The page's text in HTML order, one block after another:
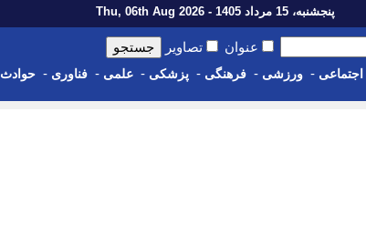
پنجشنبه، 15 مرداد 1405 - Thu, 06th Aug 2026
عنوان تصاویر
اجتماعی - ورزشی - فرهنگی - پزشکی - علمی - فناوری - حوادث